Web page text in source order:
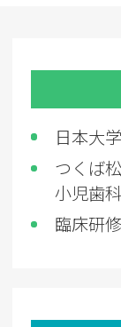
日本大
つくば
小児歯
臨床研